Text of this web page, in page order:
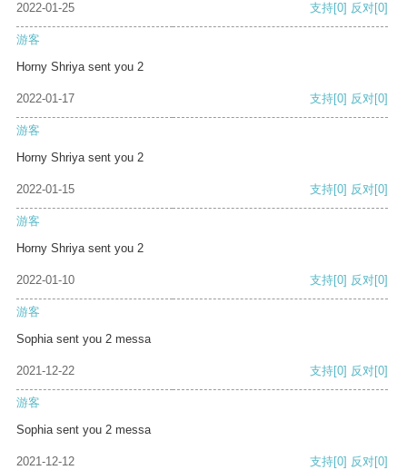
2022-01-25 支持[0] 反对[0]
游客
Horny Shriya sent you 2
2022-01-17 支持[0] 反对[0]
游客
Horny Shriya sent you 2
2022-01-15 支持[0] 反对[0]
游客
Horny Shriya sent you 2
2022-01-10 支持[0] 反对[0]
游客
Sophia sent you 2 messa
2021-12-22 支持[0] 反对[0]
游客
Sophia sent you 2 messa
2021-12-12 支持[0] 反对[0]